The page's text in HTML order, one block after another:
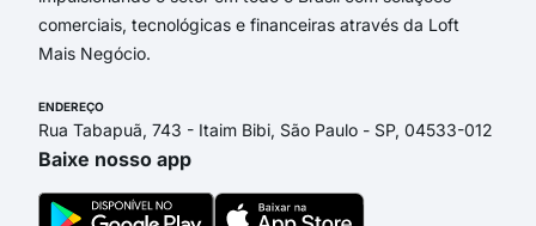
comerciais, tecnológicas e financeiras através da Loft
Mais Negócio.
ENDEREÇO
Rua Tabapuã, 743 - Itaim Bibi, São Paulo - SP, 04533-012
Baixe nosso app